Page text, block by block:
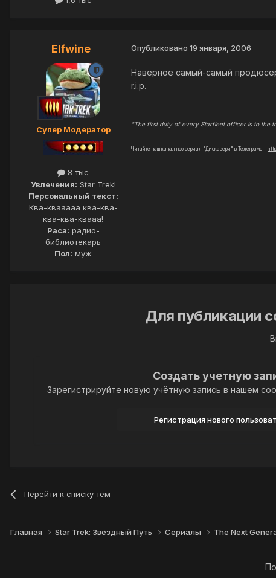
Elfwine
Супер Модератор
8 тыс
Увлечения: Star Trek!
Персональный текст:
Ква-квааааа ква-ква-
ква-ква-квааа!
Раса: радио-
библиотекарь
Пол: муж
Опубликовано 19 января, 2006
Наверное самый-самый
r.i.p.
"The first duty of every Starfleet officer is to the
Читайте наш канал про сериал "Дискавери" в Телеграме -
Для публикации
Создать учетную
Зарегистрируйте новую учётную запись в нашем
Регистрация нового
Перейти к списку тем
Главная Star Trek: Звёздный Путь Сериалы The Next